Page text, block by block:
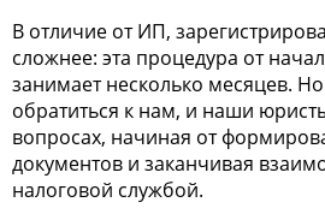
В отличие от ИП,
сложнее: эта процедура от
занимает несколько месяцев.
обратиться к нам, и наши
вопросах, начиная от
документов и заканчивая
налоговой службой.